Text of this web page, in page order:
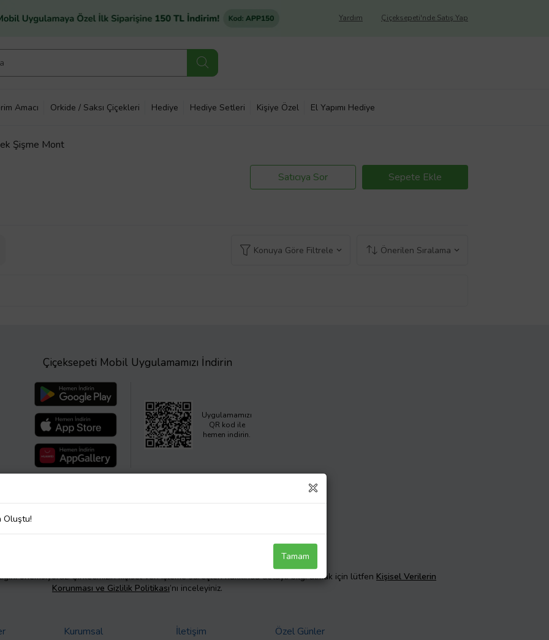
Çiçeksepeti'nde Satış Yap
Yardım
Amacı Orkide / Saksı Çiçekleri Hediye Hediye Setleri Kişiye Özel El Yapımı Hediye
Şişme Mont
Satıcıya Sor Sepete Ekle
Konuya Göre Filtrele Önerilen Sıralama
Çiçeksepeti Mobil Uygulamamızı İndirin
Uygulamamızı
QR kod ile
hemen indirin.
önemsiyoruz. Şirketimizin kişisel veri işleme süreçleri hakkında detaylı bilgi almak için lütfen Kişisel Verilerin
Korunması ve Gizlilik Politikası’nı inceleyiniz.
Kurumsal İletişim Özel Günler
Oluştu!
Tamam